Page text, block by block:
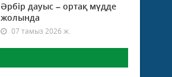
Әрбір дауыс – ортақ мүдде
жолында
07 тамыз 2026 ж.